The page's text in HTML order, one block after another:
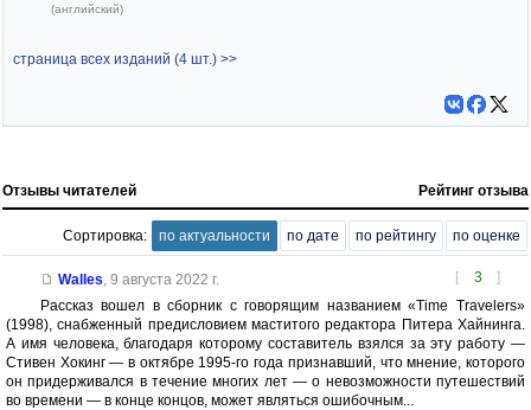
(английский)
страница всех изданий (4 шт.) >>
Отзывы читателей Рейтинг отзыва
Сортировка: по актуальности по дате по рейтингу по оценке
[ 3 ]
Walles 9 августа 2022 г.
Рассказ вошел в сборник с говорящим названием «Time Travelers»
(1998), снабженный предисловием маститого редактора Питера Хайнинга.
А имя человека, благодаря которому составитель взялся за эту работу —
Стивен Хокинг — в октябре 1995-го года признавший, что мнение, которого
он придерживался в течение многих лет — о невозможности путешествий
во времени — в конце концов, может являться ошибочным...